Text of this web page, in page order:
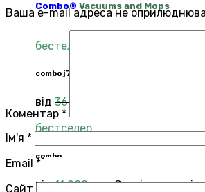
Combo® Vacuums and Mops
бестелер
combo j7
від 36,694
бестселер
combo
від11,290грн. Оригінальна
Ваша e-mail адреса не
Коментар *
Ім'я *
Email *
Сайт